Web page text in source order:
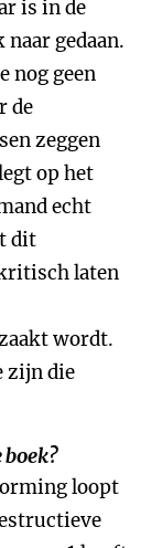
is in de
gedaan.
nog geen
de
zeggen
op het
echt
dit
laten
wordt.
zijn die
loopt